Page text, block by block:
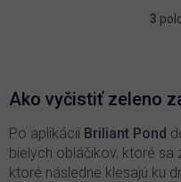
3
Ako vyčistiť zeleno
Po aplikácii Briliant Pond
bielych obláčikov, ktoré sa
ktoré následne klesajú ku